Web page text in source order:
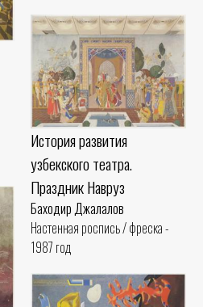
История развития
узбекского театра.
Праздник Навруз
Баходир Джалалов
Настенная роспись / фреска -
1987 год